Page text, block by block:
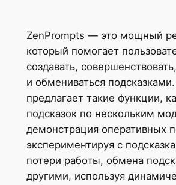
ZenPrompts — это мощный
который помогает
создавать,
и обмениваться
предлагает такие функции,
подсказок по нескольким
демонстрация оперативных
экспериментируя с
потери работы, обмена
другими, используя